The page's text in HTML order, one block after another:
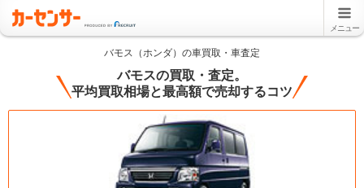
メニュー
バモス（ホンダ）の車買取・車査定
バモスの買取・査定。
平均買取相場と最高額で売却するコツ